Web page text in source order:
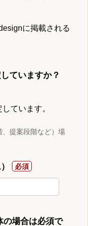
に掲載される
ていますか？
ています。
提案段階など）場
場合は必須で